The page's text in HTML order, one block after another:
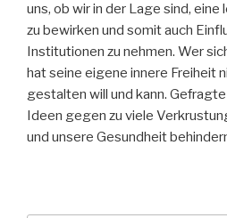
uns, ob wir in der Lage sind,
zu bewirken und somit auch
Institutionen zu nehmen. Wer
hat seine eigene innere Freiheit
gestalten will und kann.
Ideen gegen zu viele
und unsere Gesundheit